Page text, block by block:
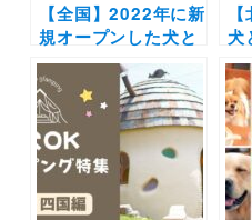
【全国】2022年に新
規オープンした犬と
泊まれる宿・ホテ
ル・グランピング・
ヴィラ大特集！わん
こ用お風呂やドッグ
ラン併設のドッグフ
レンドリー施設を紹
介
犬
ピ
（
ゴ
泊
グ
気
♪